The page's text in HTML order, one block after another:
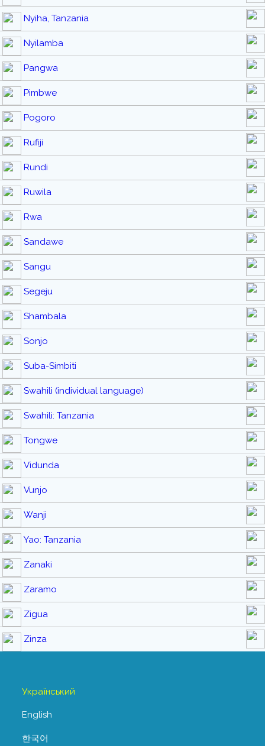
Nyiha, Tanzania
Nyilamba
Pangwa
Pimbwe
Pogoro
Rufiji
Rundi
Ruwila
Rwa
Sandawe
Sangu
Segeju
Shambala
Sonjo
Suba-Simbiti
Swahili (individual language)
Swahili: Tanzania
Tongwe
Vidunda
Vunjo
Wanji
Yao: Tanzania
Zanaki
Zaramo
Zigua
Zinza
Український
English
한국어